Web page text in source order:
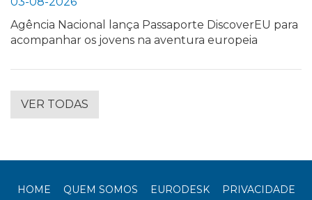
Agência Nacional lança Passaporte DiscoverEU para
acompanhar os jovens na aventura europeia
VER TODAS
HOME QUEM SOMOS EURODESK
PRIVACIDADE